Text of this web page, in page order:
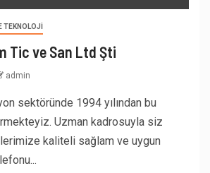
TEKNOLOJI
Tic ve San Ltd Şti
admin
sektöründe 1994 yılından bu
Uzman kadrosuyla siz
kaliteli sağlam ve uygun